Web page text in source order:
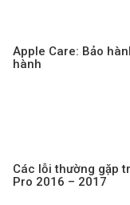
Apple Care: Bảo
hành
Các lỗi thường gặp
Pro 2016 – 2017